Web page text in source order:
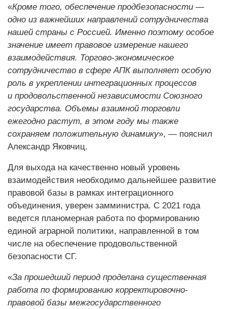
«Кроме того, обеспечение продбезопасности —
одно из важнейших направлений сотрудничества
нашей страны с Россией. Именно поэтому особое
значение имеет правовое измерение нашего
взаимодействия. Торгово-экономическое
сотрудничество в сфере АПК выполняет особую
роль в укреплении интеграционных процессов
и продовольственной независимости Союзного
государства. Объемы взаимной торговли
ежегодно растут, в этом году мы также
сохраняем положительную динамику», — пояснил
Александр Яковчиц.
Для выхода на качественно новый уровень
взаимодействия необходимо дальнейшее развитие
правовой базы в рамках интеграционного
объединения, уверен замминистра. С 2021 года
ведется планомерная работа по формированию
единой аграрной политики, направленной в том
числе на обеспечение продовольственной
безопасности СГ.
«За прошедший период проделана существенная
работа по формированию корректировочно-
правовой базы межгосударственного